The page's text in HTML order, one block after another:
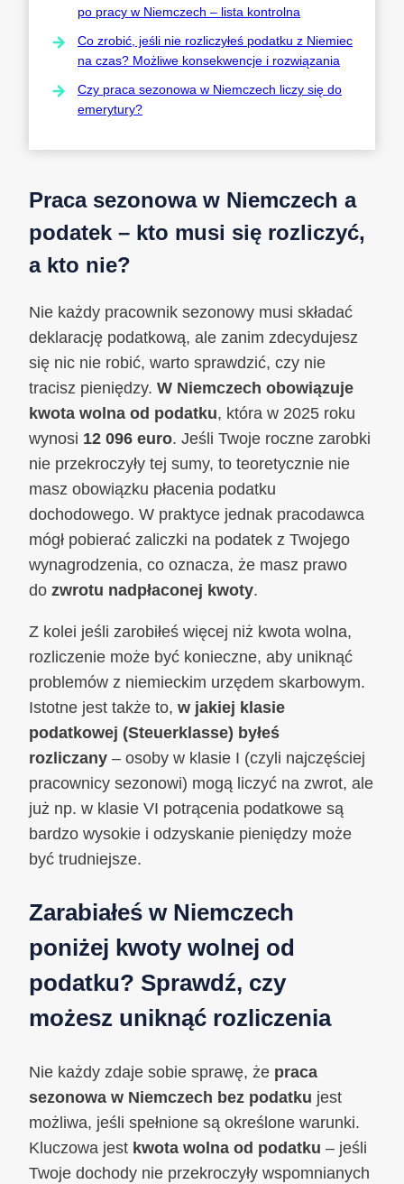
po pracy w Niemczech – lista kontrolna
Co zrobić, jeśli nie rozliczyłeś podatku z Niemiec
na czas? Możliwe konsekwencje i rozwiązania
Czy praca sezonowa w Niemczech liczy się do
emerytury?
Praca sezonowa w Niemczech a
podatek – kto musi się rozliczyć,
a kto nie?
Nie każdy pracownik sezonowy musi składać
deklarację podatkową, ale zanim zdecydujesz
się nic nie robić, warto sprawdzić, czy nie
tracisz pieniędzy. W Niemczech obowiązuje
kwota wolna od podatku, która w 2025 roku
wynosi 12 096 euro. Jeśli Twoje roczne zarobki
nie przekroczyły tej sumy, to teoretycznie nie
masz obowiązku płacenia podatku
dochodowego. W praktyce jednak pracodawca
mógł pobierać zaliczki na podatek z Twojego
wynagrodzenia, co oznacza, że masz prawo
do zwrotu nadpłaconej kwoty.
Z kolei jeśli zarobiłeś więcej niż kwota wolna,
rozliczenie może być konieczne, aby uniknąć
problemów z niemieckim urzędem skarbowym.
Istotne jest także to, w jakiej klasie
podatkowej (Steuerklasse) byłeś
rozliczany – osoby w klasie I (czyli najczęściej
pracownicy sezonowi) mogą liczyć na zwrot, ale
już np. w klasie VI potrącenia podatkowe są
bardzo wysokie i odzyskanie pieniędzy może
być trudniejsze.
Zarabiałeś w Niemczech
poniżej kwoty wolnej od
podatku? Sprawdź, czy
możesz uniknąć rozliczenia
Nie każdy zdaje sobie sprawę, że praca
sezonowa w Niemczech bez podatku jest
możliwa, jeśli spełnione są określone warunki.
Kluczowa jest kwota wolna od podatku – jeśli
Twoje dochody nie przekroczyły wspomnianych